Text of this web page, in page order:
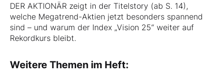
DER AKTIONÄR zeigt in der Titelstory (ab S. 14),
welche Megatrend-Aktien jetzt besonders spannend
sind – und warum der Index „Vision 25“ weiter auf
Rekordkurs bleibt.
Weitere Themen im Heft: